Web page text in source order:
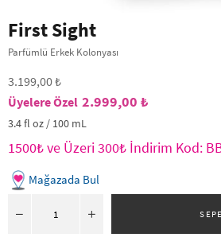
First Sight
Parfümlü Erkek Kolonyası
3.199,00 ₺
2.999,00 ₺
3.4 fl oz / 100 mL
1500₺ ve Üzeri 300₺ İndirim Kod:
Mağazada Bul